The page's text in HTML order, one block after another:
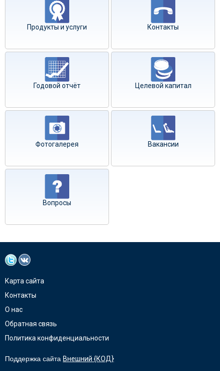
Продукты и услуги Контакты
Годовой отчёт Целевой капитал
Фотогалерея Вакансии
Вопросы
Карта сайта
Контакты
О нас
Обратная связь
Политика конфиденциальности
Поддержка сайта Внешний {КОД}